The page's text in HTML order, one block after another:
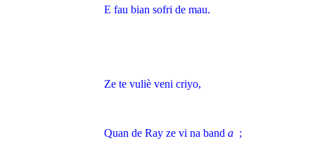
E fau bian sofri de mau.
Ze te vuliè veni criyo,
Quan de Ray ze vi na band a ;